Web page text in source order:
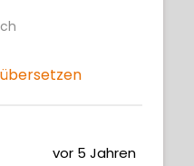
vor 5 Jahren